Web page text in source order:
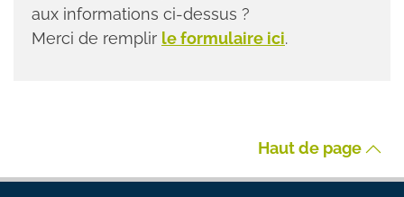
aux informations ci-dessus ?
Merci de remplir le formulaire ici.
Haut de page